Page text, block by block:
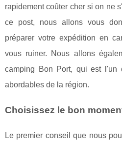
rapidement coûter cher si on ne
ce post, nous allons vous
préparer votre expédition en
vous ruiner. Nous allons
camping Bon Port, qui est l'un
abordables de la région.
Choisissez le bon
Le premier conseil que nous